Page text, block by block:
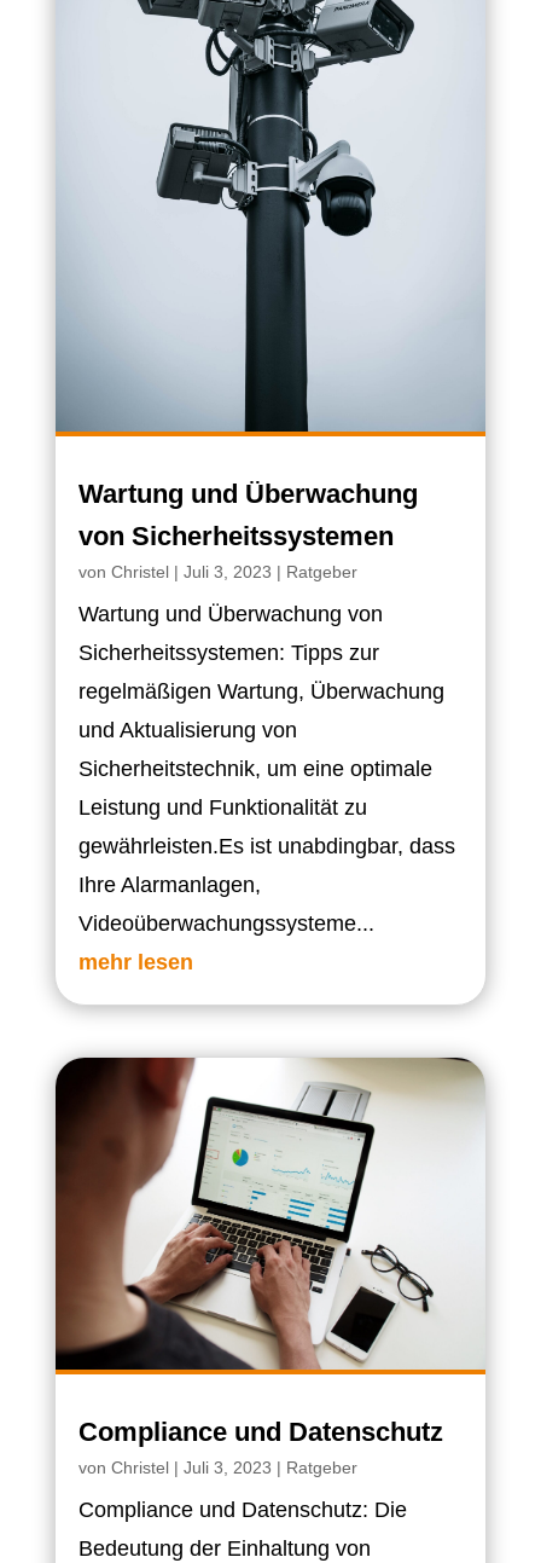
Wartung und Überwachung
von Sicherheitssystemen
von Christel| Juli 3, 2023 | Ratgeber
Wartung und Überwachung von
Sicherheitssystemen: Tipps zur
regelmäßigen Wartung, Überwachung
und Aktualisierung von
Sicherheitstechnik, um eine optimale
Leistung und Funktionalität zu
gewährleisten.Es ist unabdingbar, dass
Ihre Alarmanlagen,
Videoüberwachungssysteme...
mehr lesen
Compliance und Datenschutz
von Christel| Juli 3, 2023 | Ratgeber
Compliance und Datenschutz: Die
Bedeutung der Einhaltung von